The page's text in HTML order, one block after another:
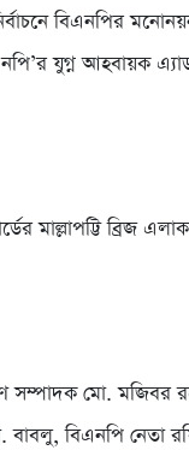
বিএনপির মনোনয়ন
যুগ্ন আহবায়ক
মাল্লাপট্টি ব্রিজ
সম্পাদক মো. মজিবর
বিএনপি নেতা